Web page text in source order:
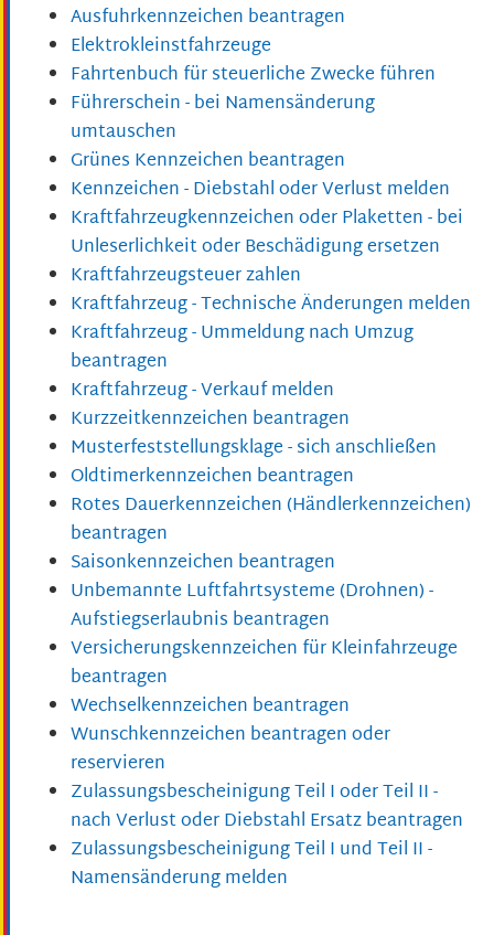
Ausfuhrkennzeichen beantragen
Elektrokleinstfahrzeuge
Fahrtenbuch für steuerliche Zwecke führen
Führerschein - bei Namensänderung
umtauschen
Grünes Kennzeichen beantragen
Kennzeichen - Diebstahl oder Verlust melden
Kraftfahrzeugkennzeichen oder Plaketten - bei
Unleserlichkeit oder Beschädigung ersetzen
Kraftfahrzeugsteuer zahlen
Kraftfahrzeug - Technische Änderungen melden
Kraftfahrzeug - Ummeldung nach Umzug
beantragen
Kraftfahrzeug - Verkauf melden
Kurzzeitkennzeichen beantragen
Musterfeststellungsklage - sich anschließen
Oldtimerkennzeichen beantragen
Rotes Dauerkennzeichen (Händlerkennzeichen)
beantragen
Saisonkennzeichen beantragen
Unbemannte Luftfahrtsysteme (Drohnen) -
Aufstiegserlaubnis beantragen
Versicherungskennzeichen für Kleinfahrzeuge
beantragen
Wechselkennzeichen beantragen
Wunschkennzeichen beantragen oder
reservieren
Zulassungsbescheinigung Teil I oder Teil II -
nach Verlust oder Diebstahl Ersatz beantragen
Zulassungsbescheinigung Teil I und Teil II -
Namensänderung melden